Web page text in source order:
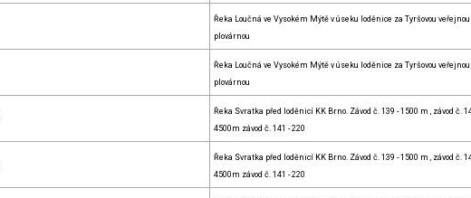
Řeka Loučná ve Vysokém Mýtě v úseku loděnice za Tyršovou veřejnou
plovárnou
Řeka Loučná ve Vysokém Mýtě v úseku loděnice za Tyršovou veřejnou
plovárnou
Řeka Svratka před loděnicí KK Brno. Závod č. 139 - 1500 m , závod č.
4500m závod č. 141 - 220
Řeka Svratka před loděnicí KK Brno. Závod č. 139 - 1500 m , závod č.
4500m závod č. 141 - 220